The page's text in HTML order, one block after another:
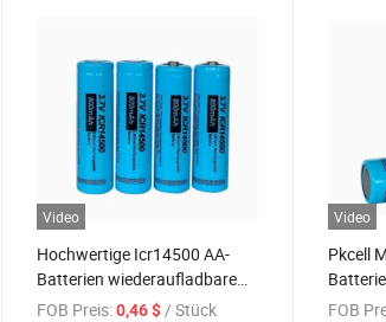
Video
Hochwertige Icr14500 AA-
Batterien wiederaufladbare
3.7V Li-Ion-Batterien
FOB Preis: 0,46 $ / Stück
Video
Pkcell
Li-Ion
FOB